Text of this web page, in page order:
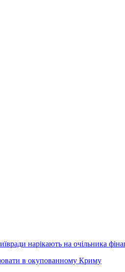
нарікають на очільника
в окупованному Криму